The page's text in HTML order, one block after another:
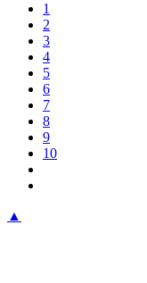
1
2
3
4
5
6
7
8
9
10
▲